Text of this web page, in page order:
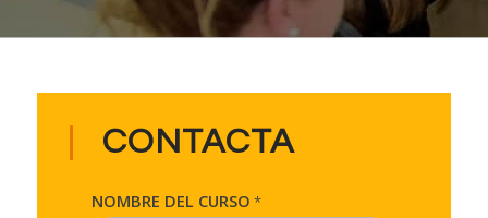
CONTACTA
NOMBRE DEL CURSO *